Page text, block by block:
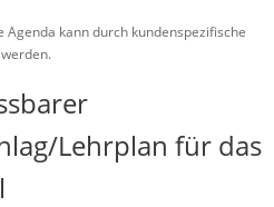
kann durch kundenspezifische
Lehrplan für das